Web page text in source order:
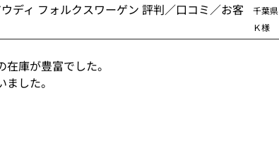
ディ フォルクスワーゲン 評判／口コミ／お客
千葉県
Ｋ様
庫が豊富でした。
した。